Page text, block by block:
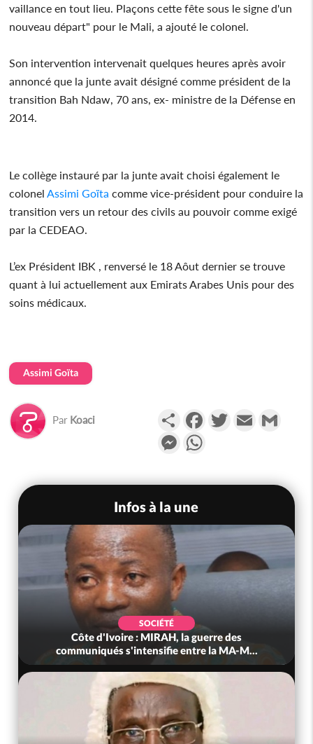
vaillance en tout lieu. Plaçons cette fête sous le signe d'un
nouveau départ" pour le Mali, a ajouté le colonel.
Son intervention intervenait quelques heures après avoir
annoncé que la junte avait désigné comme président de la
transition Bah Ndaw, 70 ans, ex- ministre de la Défense en
2014.
Le collège instauré par la junte avait choisi également le
colonel Assimi Goïta comme vice-président pour conduire la
transition vers un retour des civils au pouvoir comme exigé
par la CEDEAO.
L’ex Président IBK , renversé le 18 Aôut dernier se trouve
quant à lui actuellement aux Emirats Arabes Unis pour des
soins médicaux.
Assimi Goïta
Par Koaci PartagerFacebookTwitterEmail
Messenger
Infos à la une
SOCIÉTÉ
Côte d'Ivoire : MIRAH, la guerre des
communiqués s'intensifie entre la MA-M...